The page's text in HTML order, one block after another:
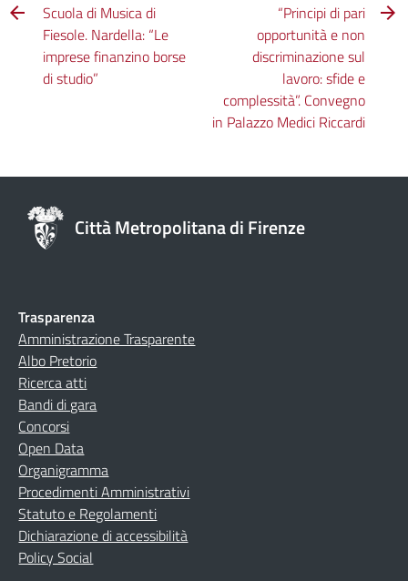
Scuola di Musica di
Fiesole. Nardella: “Le
imprese finanzino borse
di studio”
“Principi di pari
opportunità e non
discriminazione sul
lavoro: sfide e
complessità”. Convegno
in Palazzo Medici Riccardi
Città Metropolitana di Firenze
Trasparenza
Amministrazione Trasparente
Albo Pretorio
Ricerca atti
Bandi di gara
Concorsi
Open Data
Organigramma
Procedimenti Amministrativi
Statuto e Regolamenti
Dichiarazione di accessibilità
Policy Social